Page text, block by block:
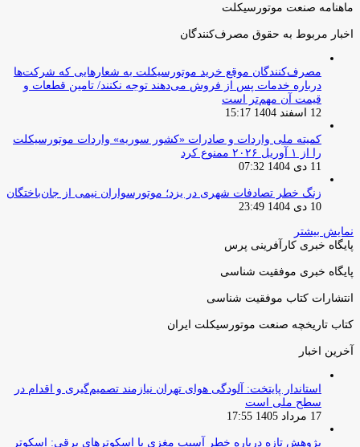
ماهنامه صنعت موتورسیکلت
اخبار مربوط به حقوق مصرف‌کنندگان
مصرف‌کنندگان موقع خرید موتورسیکلت به شعارهایی که شرکت‌ها
درباره خدمات پس از فروش می‌دهند توجه نکنند/ تامین قطعات و
قیمت آن مهم‌تر است
12 اسفند 1404 15:17
کمیته ملی واردات و صادرات «کشور سوریه» واردات موتورسیکلت
را از ۱ آوریل ۲۰۲۶ ممنوع کرد
11 دی 1404 07:32
زنگ خطر تصادفات شهری در یزد؛ موتورسواران نیمی از جان‌باختگان
10 دی 1404 23:49
نمایش بیشتر
پایگاه خبری کارآفرینی پرس
پایگاه خبری موفقیت شناسی
انتشارات کتاب موفقیت شناسی
کتاب تاریخچه صنعت موتورسیکلت ایران
آخرین اخبار
استاندار پایتخت: آلودگی هوای تهران نیازمند تصمیم‌گیری و اقدام در
سطح ملی است
17 مرداد 1405 17:55
پژوهش تازه درباره خطر آسیب مغزی با اسکوترهای برقی: اسکوتر